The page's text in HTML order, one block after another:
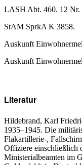
LASH Abt. 460. 12 Nr.
StAM SprkA K 3858.
Auskunft
Auskunft
Literatur
Hildebrand, Karl
1935­–1945. Die
Flakartillerie-,
Offiziere einschließlich
Ministerialbeamten im